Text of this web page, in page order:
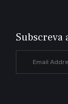
Subscreva